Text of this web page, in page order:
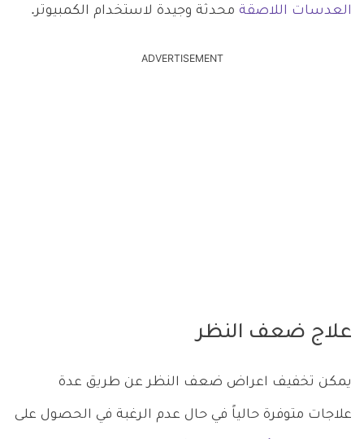
العدسات اللاصقة محدثة وجيدة لاستخدام الكمبيوتر.
ADVERTISEMENT
علاج ضعف النظر
يمكن تخفيف اعراض ضعف النظر عن طريق عدة
علاجات متوفرة حالياً في حال عدم الرغبة في الحصول على